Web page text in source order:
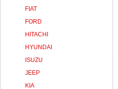
FIAT
FORD
HITACHI
HYUNDAI
ISUZU
JEEP
KIA